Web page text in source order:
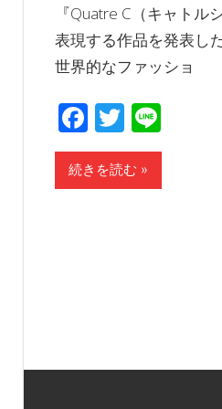
『Quatre C（キャト
表現する作品を発表し
世界的なファッショ
Facebook
Twitter
Line
続きを読む